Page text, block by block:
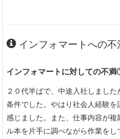
インフォマートへの不
インフォマートに対しての不
２０代半ばで、中途入社しまし
条件でした。やはり社会人経験
感じました。また、仕事内容が
ル本を片手に調べながら作業を